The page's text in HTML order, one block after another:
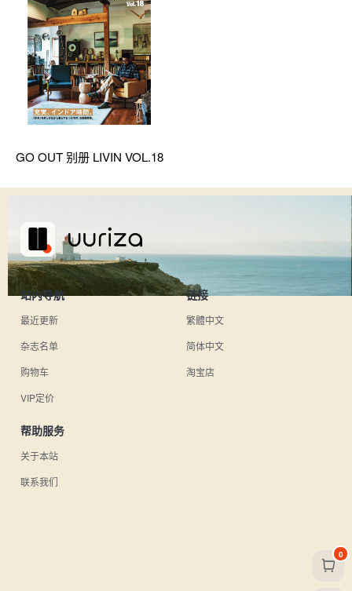
GO OUT 别册 LIVIN VOL.18
站内导航
最近更新
杂志名单
购物车
VIP定价
链接
繁體中文
简体中文
淘宝店
帮助服务
关于本站
联系我们
0